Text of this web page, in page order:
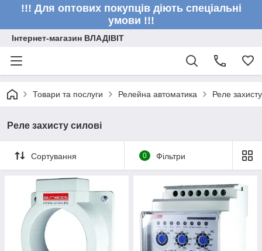
!!! Для оптових покупців діють спеціальні
умови !!!
Інтернет-магазин ВЛАДІВІТ
Товари та послуги Релейна автоматика Реле
Реле захисту силові
Сортування 0 Фільтри